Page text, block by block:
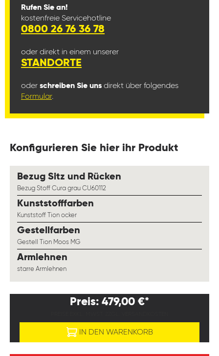
Rufen Sie an!
kostenfreie Servicehotline
0800 26 76 36 78
oder direkt in einem unserer
STANDORTE
oder schreiben Sie uns direkt über folgendes
Formular.
Konfigurieren Sie hier ihr Produkt
Bezug Sitz und Rücken
Bezug Stoff Cura grau CU60112
Kunststofffarben
Kunststoff Tion ocker
Gestellfarben
Gestell Tion Moos MG
Armlehnen
starre Armlehnen
Preis: 479,00 €*
IN DEN WARENKORB